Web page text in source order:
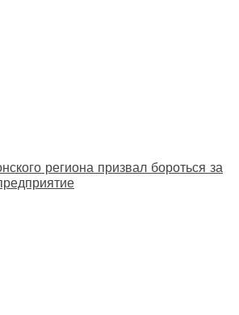
региона призвал бороться за